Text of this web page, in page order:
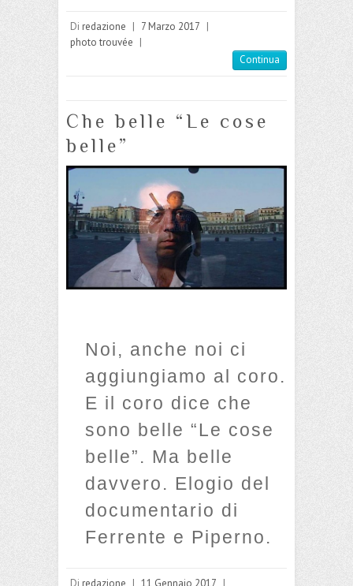
Di redazione | 7 Marzo 2017 |
photo trouvée |
Continua
Che belle “Le cose
belle”
Noi, anche noi ci
aggiungiamo al coro.
E il coro dice che
sono belle “Le cose
belle”. Ma belle
davvero. Elogio del
documentario di
Ferrente e Piperno.